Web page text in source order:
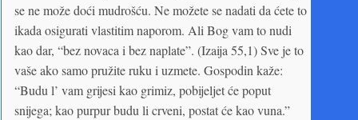
se ne može doći mudrošću. Ne možete se nadati da ćete to
ikada osigurati vlastitim naporom. Ali Bog vam to nudi
kao dar, “bez novaca i bez naplate”. (Izaija 55,1) Sve je to
vaše ako samo pružite ruku i uzmete. Gospodin kaže:
“Budu l’ vam grijesi kao grimiz, pobijeljet će poput
snijega; kao purpur budu li crveni, postat će kao vuna.”